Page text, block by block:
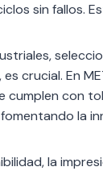
sin fallos.
crucial. En
cumplen con
la
la